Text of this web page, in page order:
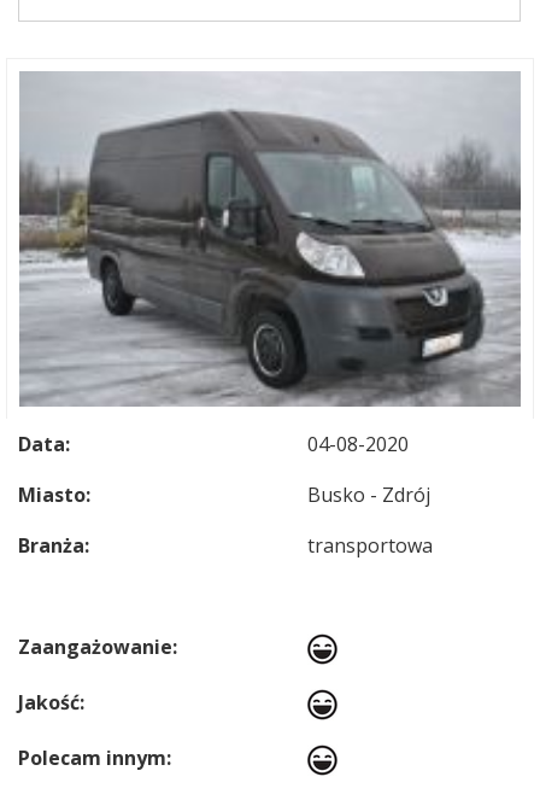
Data:
04-08-2020
Miasto:
Busko - Zdrój
Branża:
transportowa
Zaangażowanie:
Jakość:
Polecam innym: